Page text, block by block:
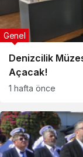
Denizcilik
Açacak!
Genel
1 hafta önce